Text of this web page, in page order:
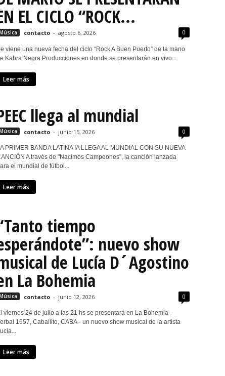
EL CICLO “ROCK...
contacto - agosto 6, 2026 0
viene una nueva fecha del ciclo “Rock A Buen Puerto” de la mano
Kabra Negra Producciones en donde se presentarán en vivo...
Leer más
llega al mundial
contacto - junio 15, 2026 0
PRIMER BANDA LATINA IA LLEGA AL MUNDIAL CON SU NUEVA
A través de "Nacimos Campeones", la canción lanzada
el mundial de fútbol...
Leer más
tiempo
nuevo show
de Lucía D´Agostino
La Bohemia
contacto - junio 12, 2026 0
viernes 24 de julio a las 21 hs se presentará en La Bohemia –
1657, Caballito, CABA– un nuevo show musical de la artista
Leer más